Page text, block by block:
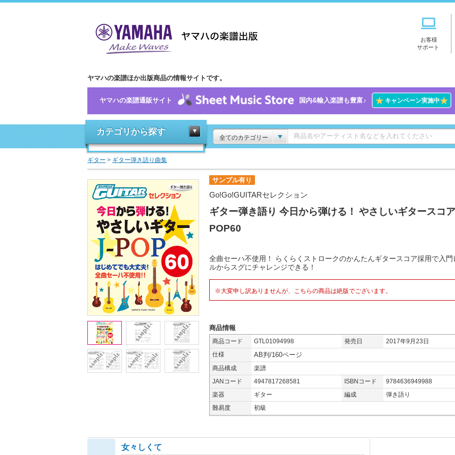
お客様
サポート
ヤマハの楽譜ほか出版商品の情報サイトです。
ヤマハの楽譜通販サイト 国内&輸入楽譜も豊富♪ ★キャンペーン実施中★
カテゴリから探す
全てのカテゴリー
ギター > ギター弾き語り曲集
サンプル有り
Go!Go!GUITARセレクション
ギター弾き語り 今日から弾ける！ やさしいギタースコ
POP60
全曲セーハ不使用！ らくらくストロークのかんたんギタースコア採用で入門
ルからスグにチャレンジできる！
※大変申し訳ありませんが、こちらの商品は絶版でございます。
商品情報
商品コード GTL01094998 発売日
2017年9月23日
仕様
AB判/160ページ
商品構成
楽譜
JANコード
4947817268581 ISBNコード
9784636949988
楽器
ギター 編成
弾き語り
難易度
初級
女々しくて